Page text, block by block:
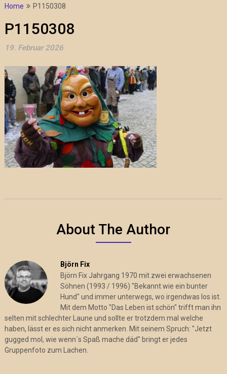
Home P1150308
P1150308
19. Februar 2026
About The Author
Björn Fix
Björn Fix Jahrgang 1970 mit zwei erwachsenen
Söhnen (1993 / 1996) "Bekannt wie ein bunter
Hund" und immer unterwegs, wo irgendwas los ist.
Mit dem Motto "Das Leben ist schön" trifft man ihn
selten mit schlechter Laune und sollte er trotzdem mal welche
haben, lässt er es sich nicht anmerken. Mit seinem Spruch: "Jetzt
gugged mol, wie wenn´s Spaß mache däd" bringt er jedes
Gruppenfoto zum Lachen.